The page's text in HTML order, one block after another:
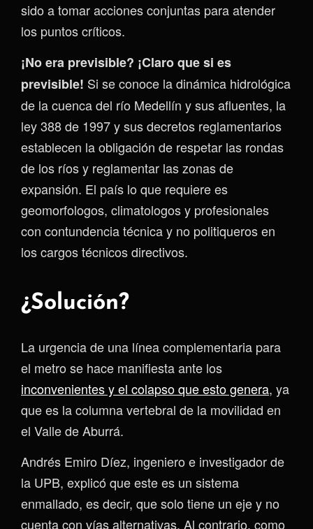
sido a tomar acciones conjuntas para atender
los puntos críticos.
¡No era previsible? ¡Claro que si es
previsible! Si se conoce la dinámica hidrológica
de la cuenca del río Medellín y sus afluentes, la
ley 388 de 1997 y sus decretos reglamentarios
establecen la obligación de respetar las rondas
de los ríos y reglamentar las zonas de
expansión. El país lo que requiere es
geomorfologos, climatologos y profesionales
con contundencia técnica y no politiqueros en
los cargos técnicos directivos.
¿Solución?
La urgencia de una línea complementaria para
el metro se hace manifiesta ante los
inconvenientes y el colapso que esto genera, ya
que es la columna vertebral de la movilidad en
el Valle de Aburrá.
Andrés Emiro Díez, ingeniero e investigador de
la UPB, explicó que este es un sistema
enmallado, es decir, que solo tiene un eje y no
cuenta con vías alternativas. Al contrario, como